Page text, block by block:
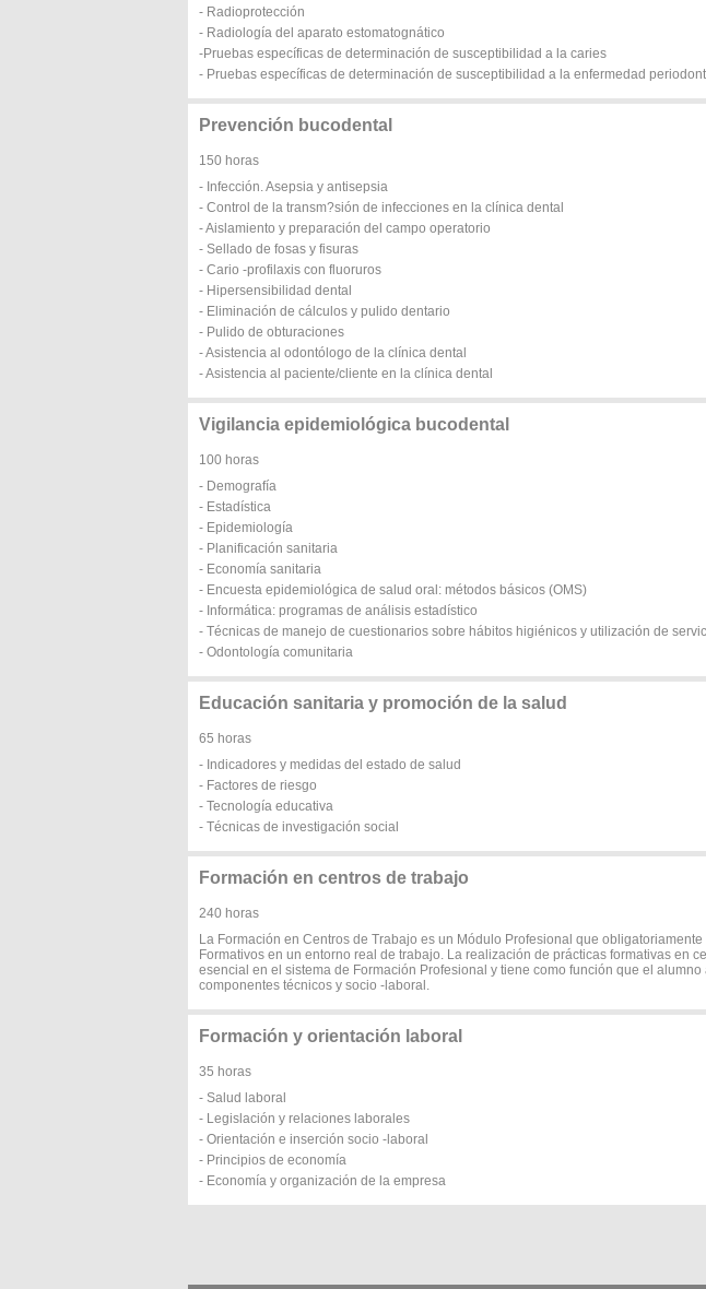
- Radioprotección
- Radiología del aparato estomatognático
-Pruebas específicas de determinación de susceptibilidad a la caries
- Pruebas específicas de determinación de susceptibilidad a la enfermedad
Prevención bucodental
150 horas
- Infección. Asepsia y antisepsia
- Control de la transm?sión de infecciones en la clínica dental
- Aislamiento y preparación del campo operatorio
- Sellado de fosas y fisuras
- Cario -profilaxis con fluoruros
- Hipersensibilidad dental
- Eliminación de cálculos y pulido dentario
- Pulido de obturaciones
- Asistencia al odontólogo de la clínica dental
- Asistencia al paciente/cliente en la clínica dental
Vigilancia epidemiológica bucodental
100 horas
- Demografía
- Estadística
- Epidemiología
- Planificación sanitaria
- Economía sanitaria
- Encuesta epidemiológica de salud oral: métodos básicos (OMS)
- Informática: programas de análisis estadístico
- Técnicas de manejo de cuestionarios sobre hábitos higiénicos y utilización de
- Odontología comunitaria
Educación sanitaria y promoción de la salud
65 horas
- Indicadores y medidas del estado de salud
- Factores de riesgo
- Tecnología educativa
- Técnicas de investigación social
Formación en centros de trabajo
240 horas
La Formación en Centros de Trabajo es un Módulo Profesional que
Formativos en un entorno real de trabajo. La realización de prácticas formativas en
esencial en el sistema de Formación Profesional y tiene como función que el
componentes técnicos y socio -laboral.
Formación y orientación laboral
35 horas
- Salud laboral
- Legislación y relaciones laborales
- Orientación e inserción socio -laboral
- Principios de economía
- Economía y organización de la empresa